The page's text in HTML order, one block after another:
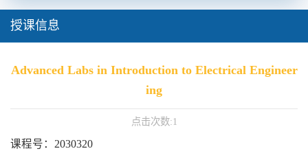
授课信息
Advanced Labs in Introduction to Electrical Engineer
ing
点击次数:1
课程号：2030320